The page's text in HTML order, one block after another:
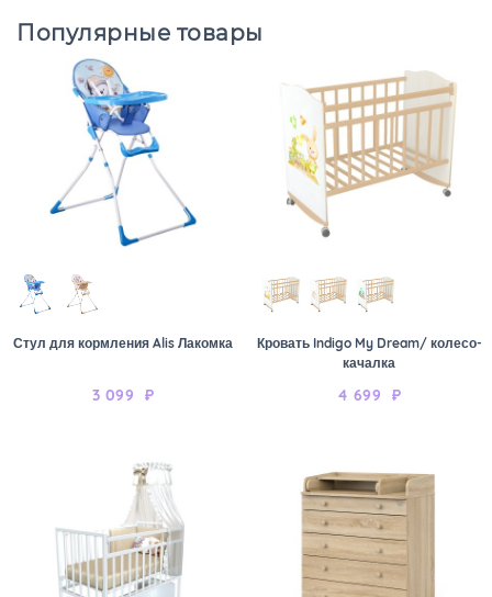
Популярные товары
Стул для кормления Alis Лакомка
3 099 ₽
Кровать Indigo My Dream/ колесо-
качалка
4 699 ₽